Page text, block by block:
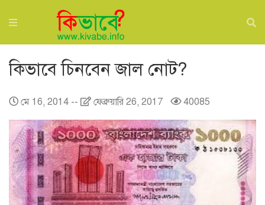
কিভাবে চিনবেন জাল নোট?
মে 16, 2014 -- ফেব্রুয়ারি 26, 2017 40085